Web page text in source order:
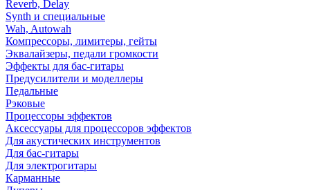
Reverb, Delay
Synth и специальные
Wah, Autowah
Компрессоры, лимитеры, гейты
Эквалайзеры, педали громкости
Эффекты для бас-гитары
Предусилители и моделлеры
Педальные
Рэковые
Процессоры эффектов
Аксессуары для процессоров эффектов
Для акустических инструментов
Для бас-гитары
Для электрогитары
Карманные